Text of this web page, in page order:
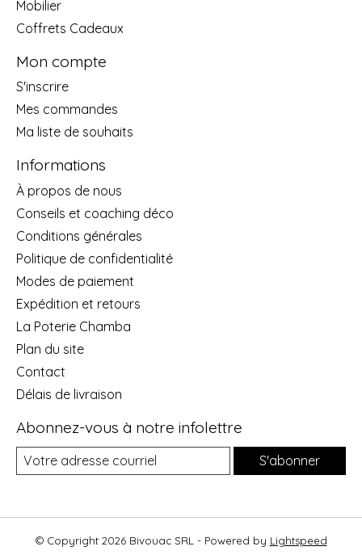
Mobilier
Coffrets Cadeaux
Mon compte
S'inscrire
Mes commandes
Ma liste de souhaits
Informations
À propos de nous
Conseils et coaching déco
Conditions générales
Politique de confidentialité
Modes de paiement
Expédition et retours
La Poterie Chamba
Plan du site
Contact
Délais de livraison
Abonnez-vous à notre infolettre
S'abonner
© Copyright 2026 Bivouac SRL - Powered by Lightspeed